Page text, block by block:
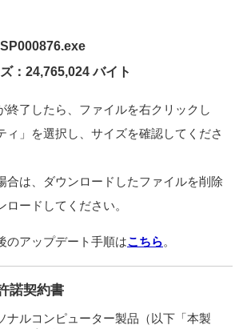
：24,765,024 バイト
終了したら、ファイルを右クリックし
ィ」を選択し、サイズを確認してくださ
合は、ダウンロードしたファイルを削除
ロードしてください。
のアップデート手順はこちら。
諾契約書
ナルコンピューター製品（以下「本製